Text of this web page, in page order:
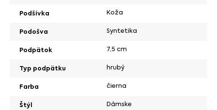
Podšívka Koža
Podošva Syntetika
Podpätok 7,5 cm
Typ podpätku hrubý
Farba čierna
Štýl Dámske